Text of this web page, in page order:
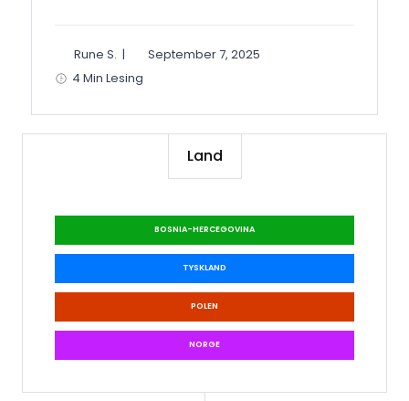
Rune S. |
September 7, 2025
4 Min Lesing
Land
BOSNIA-HERCEGOVINA
TYSKLAND
POLEN
NORGE